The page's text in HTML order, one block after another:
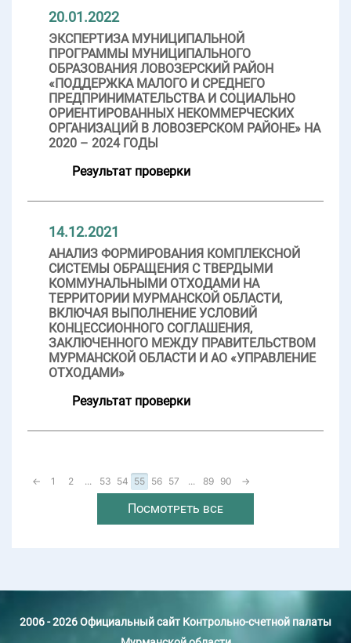
20.01.2022
ЭКСПЕРТИЗА МУНИЦИПАЛЬНОЙ
ПРОГРАММЫ МУНИЦИПАЛЬНОГО
ОБРАЗОВАНИЯ ЛОВОЗЕРСКИЙ РАЙОН
«ПОДДЕРЖКА МАЛОГО И СРЕДНЕГО
ПРЕДПРИНИМАТЕЛЬСТВА И СОЦИАЛЬНО
ОРИЕНТИРОВАННЫХ НЕКОММЕРЧЕСКИХ
ОРГАНИЗАЦИЙ В ЛОВОЗЕРСКОМ РАЙОНЕ» НА
2020 – 2024 ГОДЫ
Результат проверки
14.12.2021
АНАЛИЗ ФОРМИРОВАНИЯ КОМПЛЕКСНОЙ
СИСТЕМЫ ОБРАЩЕНИЯ С ТВЕРДЫМИ
КОММУНАЛЬНЫМИ ОТХОДАМИ НА
ТЕРРИТОРИИ МУРМАНСКОЙ ОБЛАСТИ,
ВКЛЮЧАЯ ВЫПОЛНЕНИЕ УСЛОВИЙ
КОНЦЕССИОННОГО СОГЛАШЕНИЯ,
ЗАКЛЮЧЕННОГО МЕЖДУ ПРАВИТЕЛЬСТВОМ
МУРМАНСКОЙ ОБЛАСТИ И АО «УПРАВЛЕНИЕ
ОТХОДАМИ»
Результат проверки
← 1 2 ... 53 54 55 56 57 ... 89 90 →
Посмотреть все
2006 - 2026 Официальный сайт Контрольно-счетной палаты